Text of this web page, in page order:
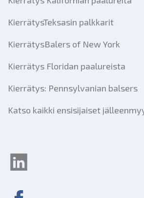
KierrätysTeksasin palkkarit
KierrätysBalers of New York
Kierrätys Floridan paalureista
Kierrätys: Pennsylvanian balsers
Katso kaikki ensisijaiset